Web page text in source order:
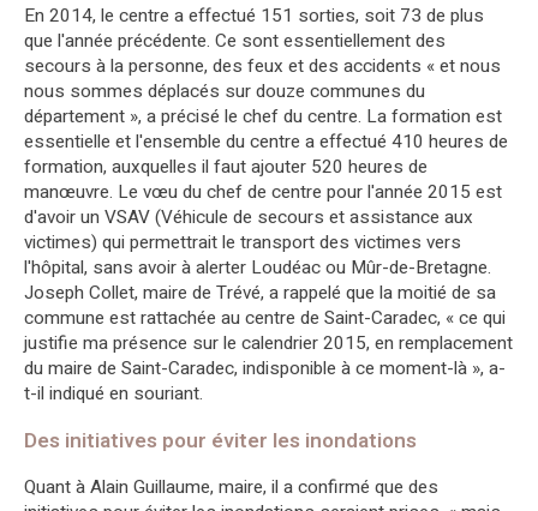
En 2014, le centre a effectué 151 sorties, soit 73 de plus
que l'année précédente. Ce sont essentiellement des
secours à la personne, des feux et des accidents « et nous
nous sommes déplacés sur douze communes du
département », a précisé le chef du centre. La formation est
essentielle et l'ensemble du centre a effectué 410 heures de
formation, auxquelles il faut ajouter 520 heures de
manœuvre. Le vœu du chef de centre pour l'année 2015 est
d'avoir un VSAV (Véhicule de secours et assistance aux
victimes) qui permettrait le transport des victimes vers
l'hôpital, sans avoir à alerter Loudéac ou Mûr-de-Bretagne.
Joseph Collet, maire de Trévé, a rappelé que la moitié de sa
commune est rattachée au centre de Saint-Caradec, « ce qui
justifie ma présence sur le calendrier 2015, en remplacement
du maire de Saint-Caradec, indisponible à ce moment-là », a-
t-il indiqué en souriant.
Des initiatives pour éviter les inondations
Quant à Alain Guillaume, maire, il a confirmé que des